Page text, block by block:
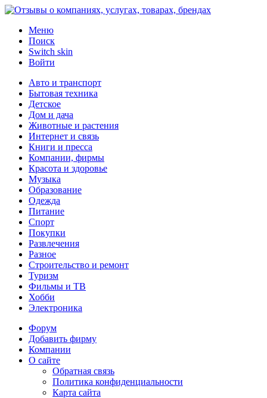
Меню
Поиск
Switch skin
Войти
Авто и транспорт
Бытовая техника
Детское
Дом и дача
Животные и растения
Интернет и связь
Книги и пресса
Компании, фирмы
Красота и здоровье
Музыка
Образование
Одежда
Питание
Спорт
Покупки
Развлечения
Разное
Строительство и ремонт
Туризм
Фильмы и ТВ
Хобби
Электроника
Форум
Добавить фирму
Компании
О сайте
Обратная связь
Политика конфиденциальности
Карта сайта